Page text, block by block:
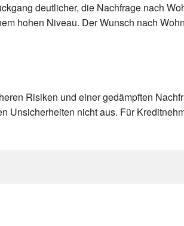
deutlicher, die Nachfrage nach
hohen Niveau. Der Wunsch nach
Risiken und einer gedämpften
Unsicherheiten nicht aus. Für